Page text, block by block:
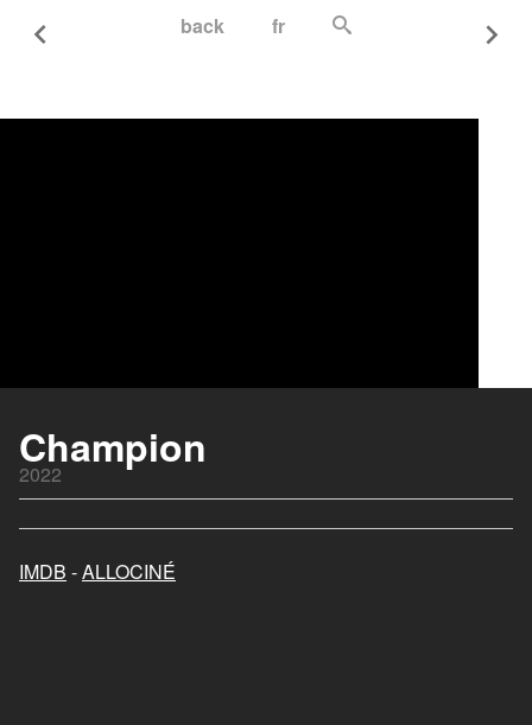
back fr
Champion
2022
IMDB -ALLOCINÉ
Les randonneuses
Mon chat et moi, la grande
aventure de Rroû